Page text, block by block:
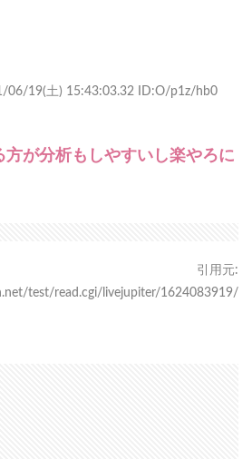
06/19(土) 15:43:03.32 ID:O/p1z/hb0
方が分析もしやすいし楽やろに
引用元:
test/read.cgi/livejupiter/1624083919/